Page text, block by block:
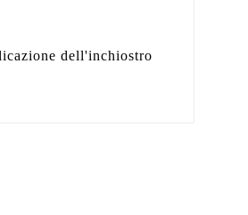
dell'inchiostro